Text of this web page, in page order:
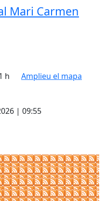
Mari Carmen
h
Amplieu el mapa
| 09:55